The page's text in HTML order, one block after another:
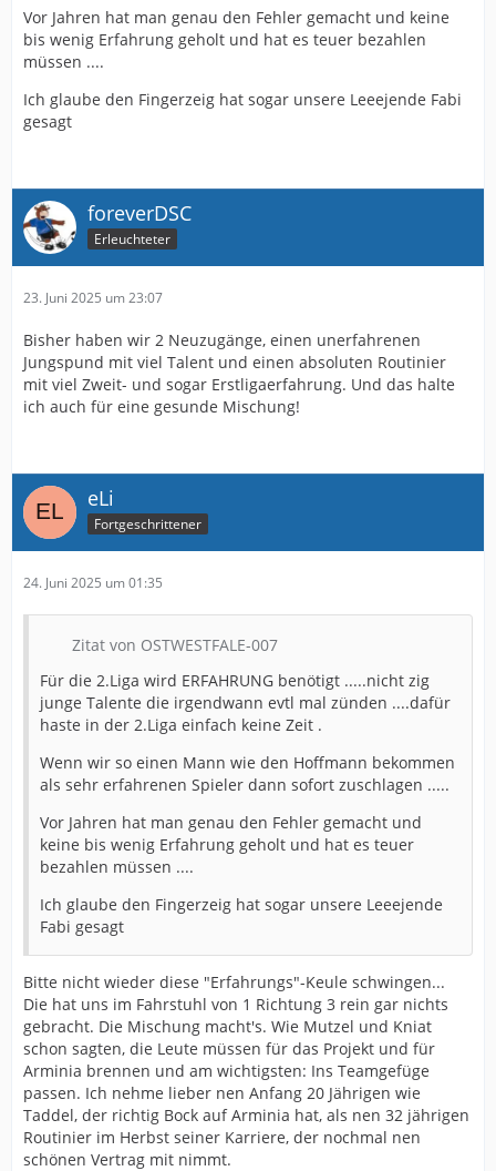
Vor Jahren hat man genau den Fehler gemacht und keine
bis wenig Erfahrung geholt und hat es teuer bezahlen
müssen ....
Ich glaube den Fingerzeig hat sogar unsere Leeejende Fabi
gesagt
foreverDSC
Erleuchteter
23. Juni 2025 um 23:07
Bisher haben wir 2 Neuzugänge, einen unerfahrenen
Jungspund mit viel Talent und einen absoluten Routinier
mit viel Zweit- und sogar Erstligaerfahrung. Und das halte
ich auch für eine gesunde Mischung!
eLi
Fortgeschrittener
24. Juni 2025 um 01:35
Zitat von OSTWESTFALE-007
Für die 2.Liga wird ERFAHRUNG benötigt .....nicht zig
junge Talente die irgendwann evtl mal zünden ....dafür
haste in der 2.Liga einfach keine Zeit .
Wenn wir so einen Mann wie den Hoffmann bekommen
als sehr erfahrenen Spieler dann sofort zuschlagen .....
Vor Jahren hat man genau den Fehler gemacht und
keine bis wenig Erfahrung geholt und hat es teuer
bezahlen müssen ....
Ich glaube den Fingerzeig hat sogar unsere Leeejende
Fabi gesagt
Bitte nicht wieder diese "Erfahrungs"-Keule schwingen...
Die hat uns im Fahrstuhl von 1 Richtung 3 rein gar nichts
gebracht. Die Mischung macht's. Wie Mutzel und Kniat
schon sagten, die Leute müssen für das Projekt und für
Arminia brennen und am wichtigsten: Ins Teamgefüge
passen. Ich nehme lieber nen Anfang 20 Jährigen wie
Taddel, der richtig Bock auf Arminia hat, als nen 32 jährigen
Routinier im Herbst seiner Karriere, der nochmal nen
schönen Vertrag mit nimmt.